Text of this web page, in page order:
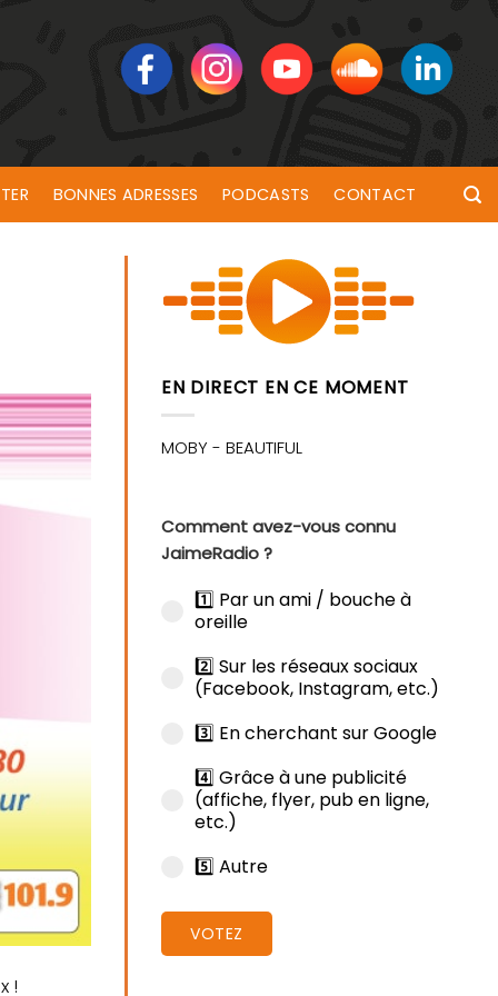
BONNES ADRESSES PODCASTS CONTACT
!
EN DIRECT EN CE MOMENT
Comment avez-vous connu
JaimeRadio ?
1️⃣ Par un ami / bouche à
oreille
2️⃣ Sur les réseaux sociaux
(Facebook, Instagram, etc.)
3️⃣ En cherchant sur Google
4️⃣ Grâce à une publicité
(affiche, flyer, pub en ligne,
etc.)
5️⃣ Autre
VOTEZ